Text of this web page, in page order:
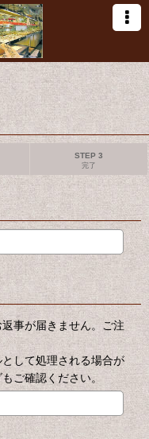
STEP 3
完了
事が届きません。ご注
して処理される場合が
ご確認ください。